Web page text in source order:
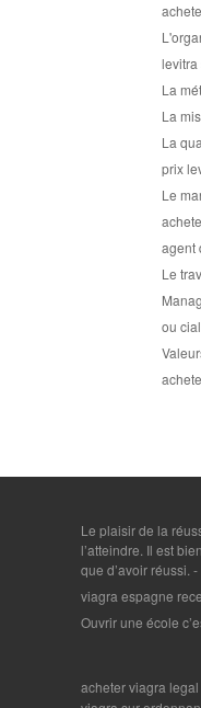
levitra
La
La
La
prix
Le
agent
Le
ou
Le plaisir de la
l’atteindre. Il est
que d’avoir réussi. -
viagra espagne
Ouvrir une école
acheter viagra legal